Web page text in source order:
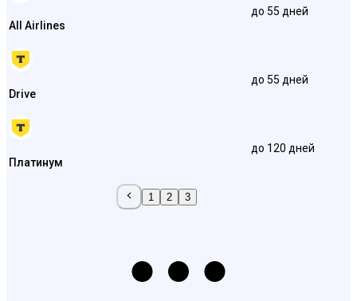
All Airlines
до 55 дней
Drive
до 55 дней
Платинум
до 120 дней
1 2 3